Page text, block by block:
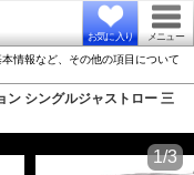
お気に入り メニュー
情報など、その他の項目について
ン シングルジャストロー 三
1/3